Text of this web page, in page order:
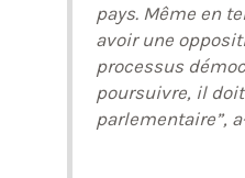
pays. Même en
avoir une
processus
poursuivre, il
parlementaire”,